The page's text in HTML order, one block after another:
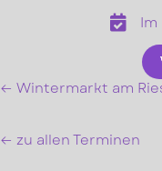
Posts
navigation
← Wintermarkt am
← zu allen Terminen